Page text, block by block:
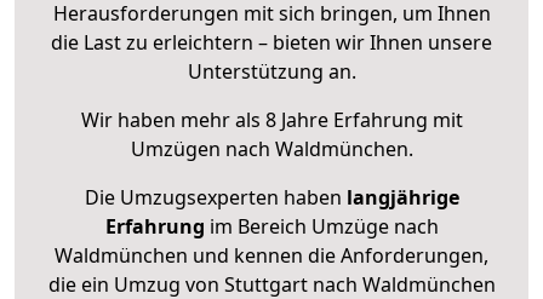
Herausforderungen mit sich bringen, um Ihnen
die Last zu erleichtern – bieten wir Ihnen unsere
Unterstützung an.
Wir haben mehr als 8 Jahre Erfahrung mit
Umzügen nach Waldmünchen.
Die Umzugsexperten haben langjährige
Erfahrung im Bereich Umzüge nach
Waldmünchen und kennen die Anforderungen,
die ein Umzug von Stuttgart nach Waldmünchen